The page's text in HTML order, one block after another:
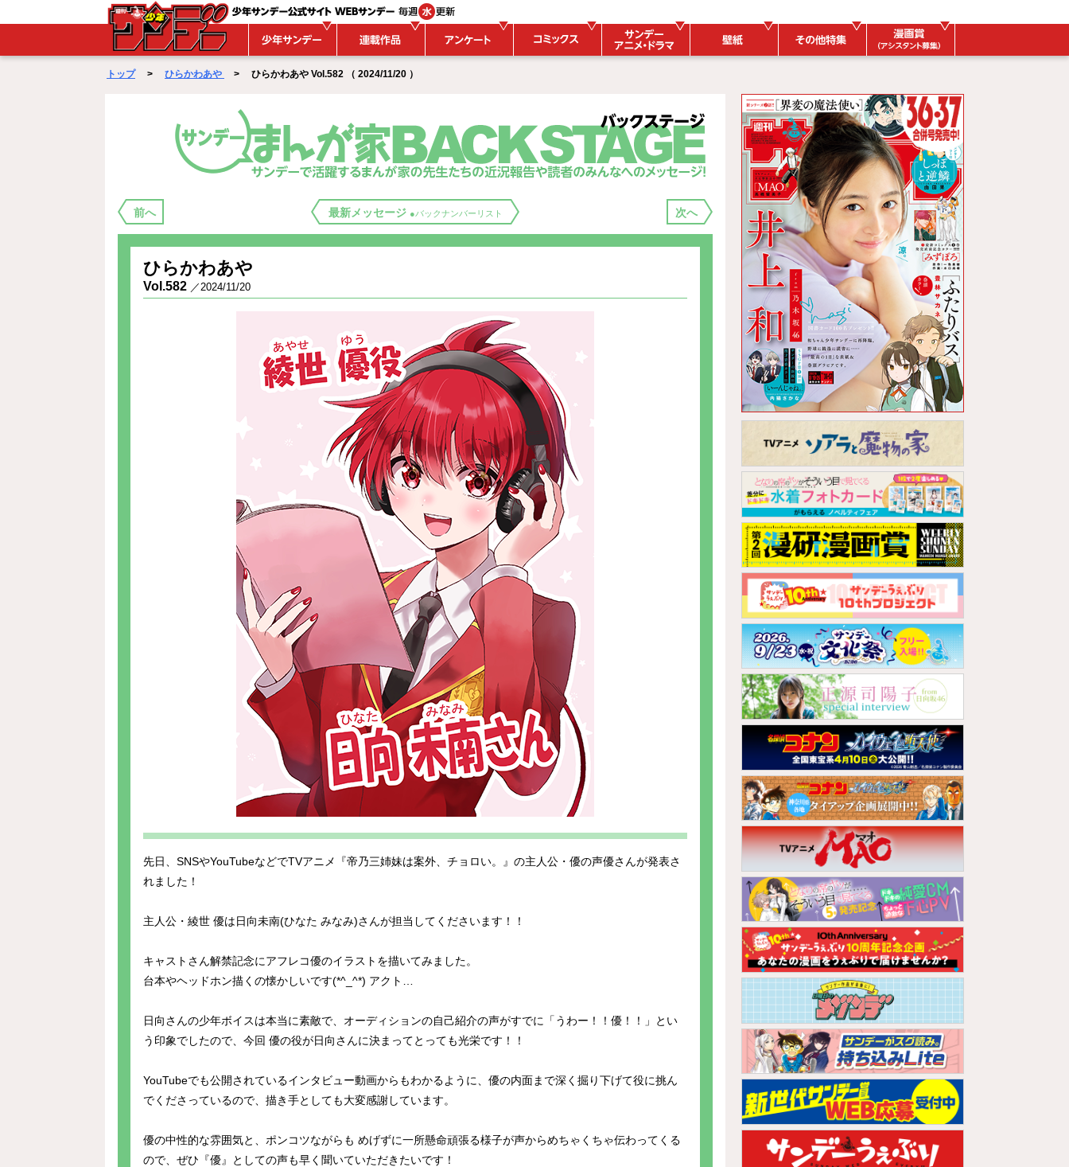
WEBサンデー
トップ> ひらかわあや > ひらかわあや Vol.582 （ 2024/11/20 ）
前へ 最新メッセージ ●バックナンバーリスト 次へ
ひらかわあや
Vol.582 ／2024/11/20
先日、SNSやYouTubeなどでTVアニメ『帝乃三姉妹は案外、チョロい。』の主人公・優の声優さんが発表さ
れました！
主人公・綾世 優は日向未南(ひなた みなみ)さんが担当してくださいます！！
キャストさん解禁記念にアフレコ優のイラストを描いてみました。
台本やヘッドホン描くの懐かしいです(*^_^*) アクト…
日向さんの少年ボイスは本当に素敵で、オーディションの自己紹介の声がすでに「うわー！！優！！」とい
う印象でしたので、今回 優の役が日向さんに決まってとっても光栄です！！
YouTubeでも公開されているインタビュー動画からもわかるように、優の内面まで深く掘り下げて役に挑ん
でくださっているので、描き手としても大変感謝しています。
優の中性的な雰囲気と、ポンコツながらも めげずに一所懸命頑張る様子が声からめちゃくちゃ伝わってくる
ので、ぜひ『優』としての声も早く聞いていただきたいです！